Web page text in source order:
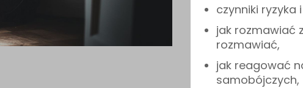
czynniki ryzyka
jak rozmawiać
rozmawiać,
jak reagować
samobójczych,